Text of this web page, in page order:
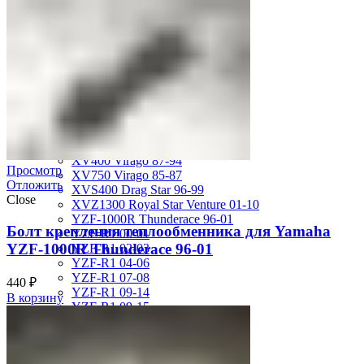
TDM850 96-01
TRX850 95-00
VMX12 V-max 88-07
XJ600S Diversion 92-04
XJR1200 94-98
XJR400 97-06
XV1700 Road Star 04-09
XV1900 Raider 08-17
XV400 Virago 87-94
XV750 Virago 85-87
XVS400 Drag Star 96-99
XVZ1300 Royal Star Venture 01-10
YZF-1000R Thunderace 96-01
YZF-R1 00-01
YZF-R1 02-03
YZF-R1 04-06
YZF-R1 07-08
YZF-R1 09-14
YZF-R1 09-15
Просмотр
Отложить
Close
Болт крепления теплообменника для Yamaha
YZF-1000R Thunderace 96-01
440 ₽
В корзину